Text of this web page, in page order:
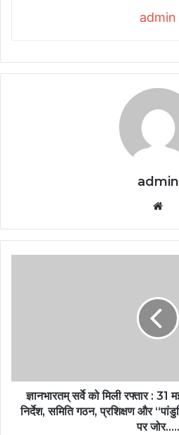
admin
admin
ज्ञानभारतम् सर्वे को मिली रफ्तार :
निर्देश, समिति गठन, प्रशिक्षण और
पर जोर…..